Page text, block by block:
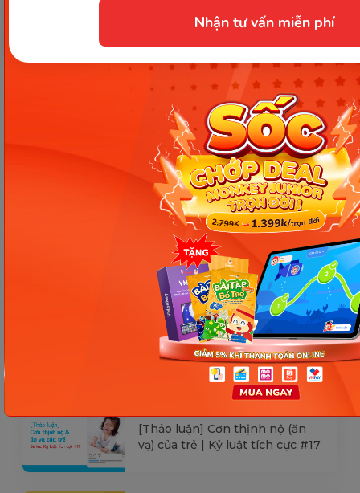
Nhận tư vấn miễn phí
Thông tin trong bài viết được tổng hợp nhằm
mục đích tham khảo và có thể thay đổi mà
không cần báo trước. Quý khách vui lòng
kiểm tra lại qua các kênh chính thức hoặc liên
hệ trực tiếp với đơn vị liên quan để nắm bắt
Các Bài Viết Mới Nhất
[Thảo luận] Cơn thịnh nộ (ăn
vạ) của trẻ | Kỷ luật tích cực #17